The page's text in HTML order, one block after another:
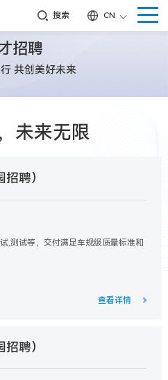
搜索 CN
招聘
共创美好未来
未来无限
聘）
,测试等，交付满足车规级质量标准和
查看详情
聘）